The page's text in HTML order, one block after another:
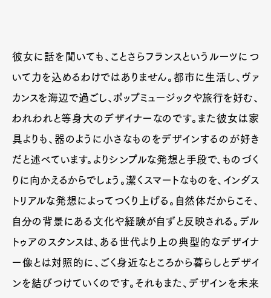
彼女に話を聞いても、ことさらフランスというルーツにつ
いて力を込めるわけではありません。都市に生活し、ヴァ
カンスを海辺で過ごし、ポップミュージックや旅行を好む、
われわれと等身大のデザイナーなのです。また彼女は家
具よりも、器のように小さなものをデザインするのが好き
だと述べています。よりシンプルな発想と手段で、ものづく
りに向かえるからでしょう。潔くスマートなものを、インダス
トリアルな発想によってつくり上げる。自然体だからこそ、
自分の背景にある文化や経験が自ずと反映される。デル
トゥアのスタンスは、ある世代より上の典型的なデザイナ
ー像とは対照的に、ごく身近なところから暮らしとデザイ
ンを結びつけていくのです。それもまた、デザインを未来